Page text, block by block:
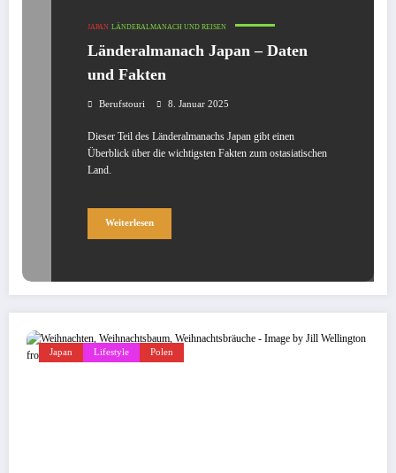
JAPAN LÄNDERALMANACH UND REISEN
Länderalmanach Japan – Daten
und Fakten
Berufstouri 8. Januar 2025
Dieser Teil des Länderalmanachs Japan gibt einen
Überblick über die wichtigsten Fakten zum ostasiatischen
Land.
Weiterlesen
Japan Lifestyle Polen